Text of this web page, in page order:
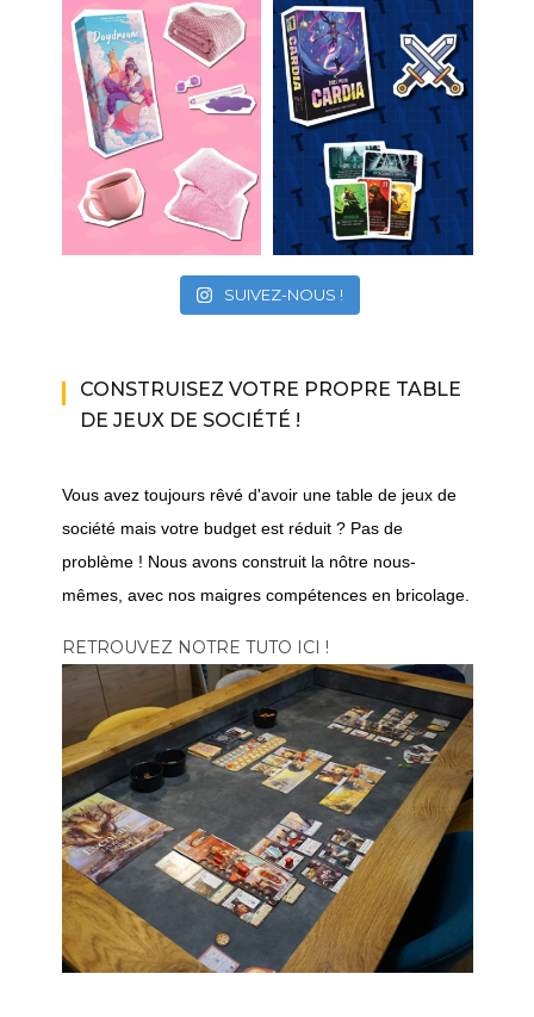
SUIVEZ-NOUS !
CONSTRUISEZ VOTRE PROPRE TABLE
DE JEUX DE SOCIÉTÉ !
Vous avez toujours rêvé d'avoir une table de jeux de
société mais votre budget est réduit ? Pas de
problème ! Nous avons construit la nôtre nous-
mêmes, avec nos maigres compétences en bricolage.
RETROUVEZ NOTRE TUTO ICI !